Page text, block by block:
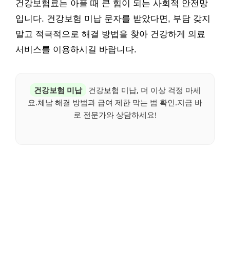
건강보험료는 아플 때 큰 힘이 되는 사회적 안전망
입니다. 건강보험 미납 문자를 받았다면, 부담 갖지
말고 적극적으로 해결 방법을 찾아 건강하게 의료
서비스를 이용하시길 바랍니다.
건강보험 미납
건강보험 미납, 더 이상 걱정 마세
요.체납 해결 방법과 급여 제한 막는 법 확인.지금 바
로 전문가와 상담하세요!